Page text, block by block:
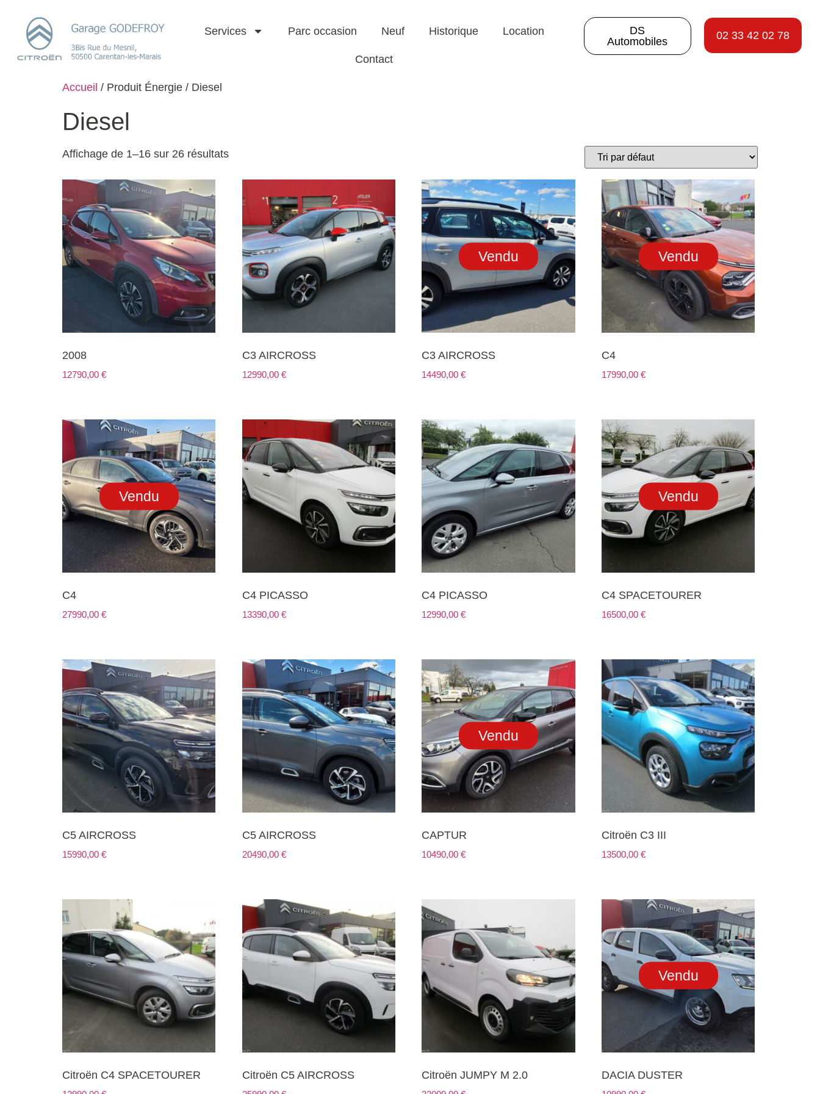
Services Parc occasion Neuf Historique Location
Contact
DS
Automobiles
02 33 42 02 78
Accueil / Produit Énergie / Diesel
Diesel
Affichage de 1–16 sur 26 résultats
2008
12790,00 €
C3 AIRCROSS
12990,00 €
Vendu
C3 AIRCROSS
14490,00€
Vendu
C4
17990,00€
Vendu
C4
27990,00 €
C4 PICASSO
13390,00 €
C4 PICASSO
12990,00€
Vendu
C4 SPACETOURER
16500,00€
C5 AIRCROSS
15990,00 €
C5 AIRCROSS
20490,00 €
Vendu
CAPTUR
10490,00€
Citroën C3 III
13500,00€
Citroën C4 SPACETOURER Citroën C5 AIRCROSS Citroën JUMPY M 2.0
Vendu
DACIA DUSTER